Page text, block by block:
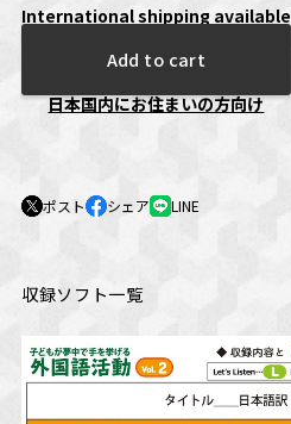
International shipping available
Add to cart
日本国内にお住まいの方向け
ポスト シェア LINE
収録ソフト一覧